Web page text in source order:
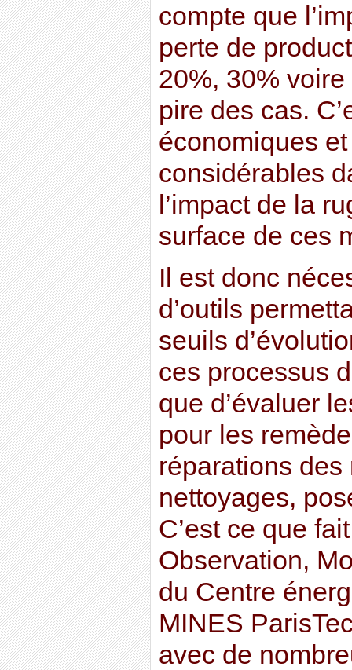
compte que
perte de
20%, 30%
pire des cas.
économiques
considérables
l’impact de la
surface de ces
Il est donc
d’outils
seuils
ces processus
que d’évaluer
pour les
réparations des
nettoyages,
C’est ce que
Observation,
du Centre
MINES
avec de